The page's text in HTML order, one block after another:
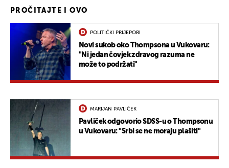
PROČITAJTE I OVO
POLITIČKI PRIJEPORI
Novi sukob oko Thompsona u Vukovaru:
"Ni jedan čovjek zdravog razuma ne
može to podržati"
MARIJAN PAVLIČEK
Pavliček odgovorio SDSS-u o Thompsonu
u Vukovaru: "Srbi se ne moraju plašiti"